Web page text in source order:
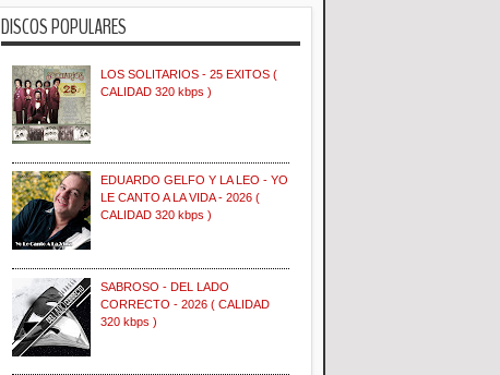
DISCOS POPULARES
LOS SOLITARIOS - 25 EXITOS (
CALIDAD 320 kbps )
EDUARDO GELFO Y LA LEO - YO
LE CANTO A LA VIDA - 2026 (
CALIDAD 320 kbps )
SABROSO - DEL LADO
CORRECTO - 2026 ( CALIDAD
320 kbps )